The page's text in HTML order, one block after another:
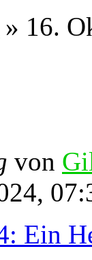
» 16.
von
Ein